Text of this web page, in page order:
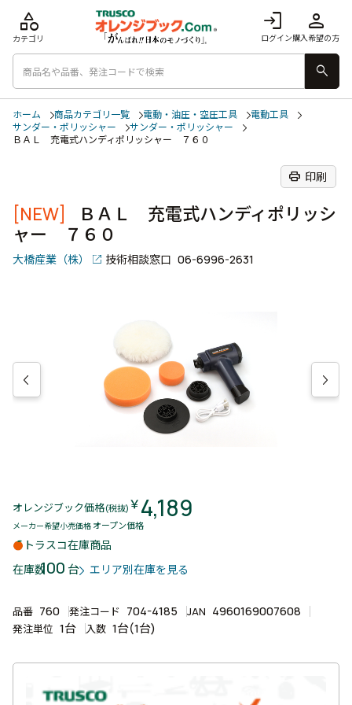
login
ログイン
person
購入希望の方
category
カテゴリ
search
ホーム 商品カテゴリ一覧 電動・油圧・空圧工具
電動工具
サンダー・ポリッシャー
サンダー・ポリッシャー
ＢＡＬ 充電式ハンディポリッシャー ７６０
print 印刷
[NEW]
ＢＡＬ 充電式ハンディポリッシ
ャー ７６０
大橋産業（株） 技術相談窓口 06-6996-2631
オレンジブック価格(税抜) ￥4,189
メーカー希望小売価格 オープン価格
トラスコ在庫商品
在庫数100 台 エリア別在庫を見る
品番 760 発注コード 704-4185 JAN 4960169007608
発注単位 1台 入数 1台(1台)